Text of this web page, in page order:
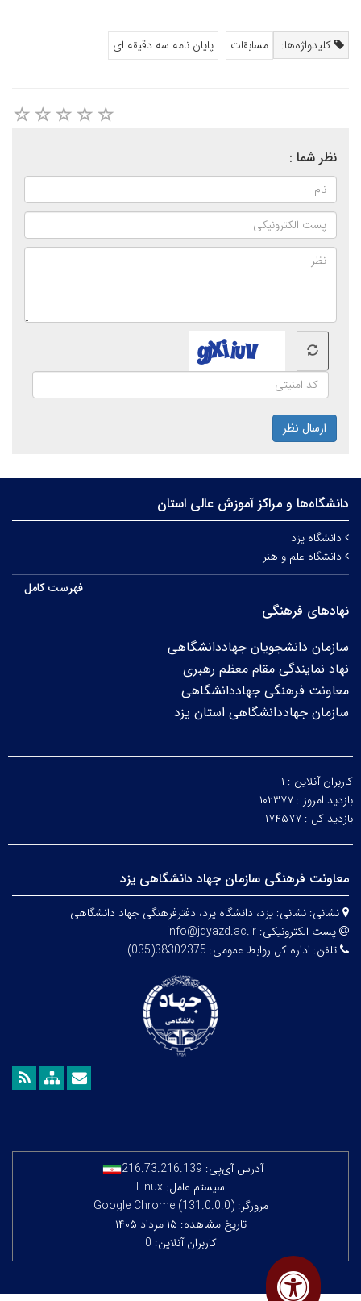
کلیدواژه‌ها: مسابقات پایان نامه سه دقیقه ای
نظر شما :
ارسال نظر
دانشگاه‌ها و مراکز آموزش عالی استان
دانشگاه یزد
دانشگاه علم و هنر
فهرست کامل
نهادهای فرهنگی
سازمان دانشجویان جهاددانشگاهی
نهاد نمایندگی مقام معظم رهبری
معاونت فرهنگی جهاددانشگاهی
سازمان جهاددانشگاهی استان یزد
کاربران آنلاین : ۱
بازدید امروز : ۱۰۲۳۷۷
بازدید کل : ۱۷۴۵۷۷
معاونت فرهنگی سازمان جهاد دانشگاهی یزد
نشانی: نشانی: یزد، دانشگاه یزد، دفترفرهنگی جهاد دانشگاهی
پست الکترونیکی: info@jdyazd.ac.ir
تلفن: اداره کل روابط عمومی: 38302375(035)
آدرس آی‌پی: 216.73.216.139
سیستم عامل: Linux
مرورگر: Google Chrome (131.0.0.0)
تاریخ مشاهده: ۱۵ مرداد ۱۴۰۵
کاربران آنلاین: 0